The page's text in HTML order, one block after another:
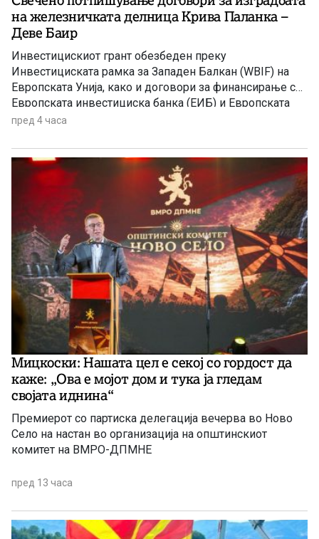
на железничката делница Крива Паланка –
Деве Баир
Инвестицискиот грант обезбеден преку
Инвестициската рамка за Западен Балкан (WBIF) на
Европската Унија, како и договори за финансирање со
Европската инвестициска банка (ЕИБ) и Европската
банка за обнова и развој (ЕБОР)
пред 4 часа
Мицкоски: Нашата цел е секој со гордост да
каже: „Ова е мојот дом и тука ја гледам
својата иднина“
Премиерот со партиска делегација вечерва во Ново
Село на настан во организација на општинскиот
комитет на ВМРО-ДПМНЕ
пред 13 часа